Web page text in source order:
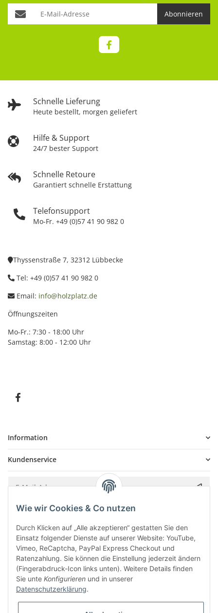
Schnelle Lieferung
Heute bestellt, morgen geliefert
Hilfe & Support
24/7 bester Support
Schnelle Retoure
Garantiert schnelle Erstattung
Telefonsupport
Mo-Fr. +49 (0)57 41 90 982 0
Abonnieren
Thyssenstraße 7, 32312 Lübbecke
Tel: +49 (0)57 41 90 982 0
Email: info@holzplatz.de
Öffnungszeiten
Mo-Fr.: 7:30 - 18:00 Uhr
Samstag: 8:00 - 12:00 Uhr
Information
Kundenservice
Bitte senden Sie mir entsprechend IhrerDatenschutzerklärung
Wie wir Cookies & Co nutzen
Durch Klicken auf „Alle akzeptieren“ gestatten Sie den
Einsatz folgender Dienste auf unserer Website: YouTube,
Vimeo, ReCaptcha, PayPal Express Checkout und
Ratenzahlung. Sie können die Einstellung jederzeit ändern
(Fingerabdruck-Icon links unten). Weitere Details finden
Sie unte Konfigurieren und in unserer
Datenschutzerklärung.